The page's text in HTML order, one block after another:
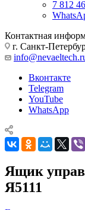
7 812
Контактная
г. Санкт-
Вконтакте
Telegram
YouTube
WhatsApp
Ящик
Я5111